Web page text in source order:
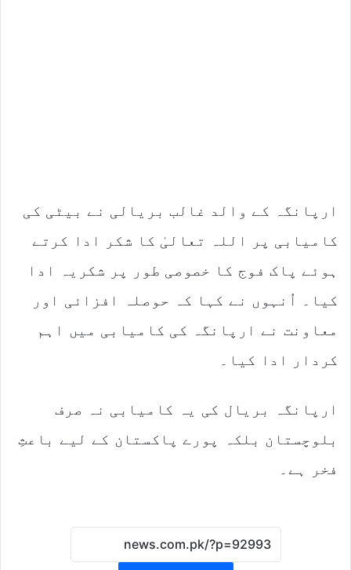
ارپانگہ کے والد غالب بریالی نے بیٹی کی
کامیابی پر اللہ تعالیٰ کا شکر ادا کرتے
ہوئے پاک فوج کا خصوصی طور پر شکریہ ادا
کیا۔ اُنہوں نے کہا کہ حوصلہ افزائی اور
معاونت نے ارپانگہ کی کامیابی میں اہم
کردار ادا کیا۔
ارپانگہ بریال کی یہ کامیابی نہ صرف
بلوچستان بلکہ پورے پاکستان کے لیے باعثِ
فخر ہے۔